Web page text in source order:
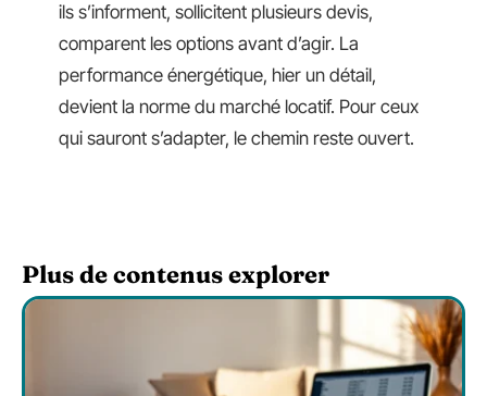
ils s’informent, sollicitent plusieurs devis,
comparent les options avant d’agir. La
performance énergétique, hier un détail,
devient la norme du marché locatif. Pour ceux
qui sauront s’adapter, le chemin reste ouvert.
Plus de contenus explorer